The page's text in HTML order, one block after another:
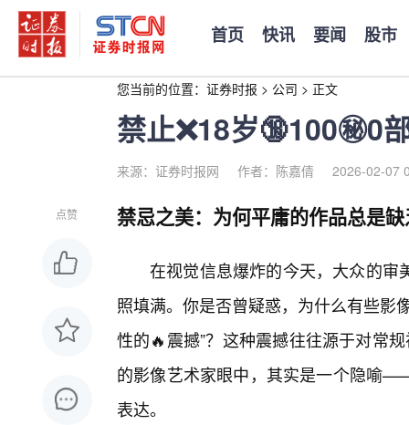
首页 快讯 要闻 股市
您当前的位置： 证券时报 > 公司 > 正文
禁止❌18岁🔞100㊙️0
来源：证券时报网 作者：陈嘉倩 2026-02-07
点赞 禁忌之美：为何平庸的作品总是
在视觉信息爆炸的今天，大众的审
照填满。你是否曾疑惑，为什么有些影
性的🔥震撼”？这种震撼往往源于对常
的影像艺术家眼中，其实是一个隐喻
表达。